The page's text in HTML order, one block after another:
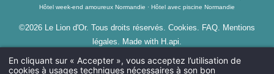
Hôtel week-end amoureux Normandie
Hôtel avec piscine Normandie
©2026 Le Lion d'Or. Tous droits réservés. Cookies FAQ
Mentions
légales . Made with H.api.
En cliquant sur « Accepter », vous acceptez l’utilisation de
cookies à usages techniques nécessaires à son bon